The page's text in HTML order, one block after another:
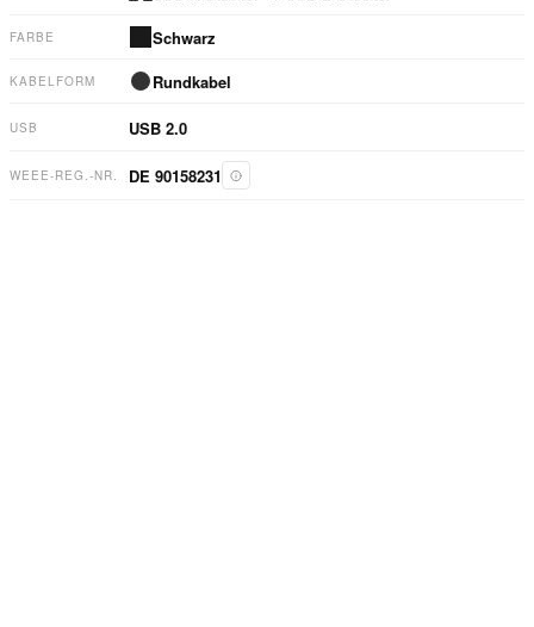
FARBE Schwarz
KABELFORM Rundkabel
USB USB 2.0
WEEE-REG.-NR. DE 90158231